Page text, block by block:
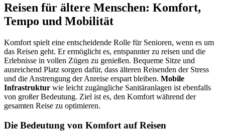
Reisen für ältere Menschen: Komfort,
Tempo und Mobilität
Komfort spielt eine entscheidende Rolle für Senioren, wenn es um
das Reisen geht. Er ermöglicht es, entspannter zu reisen und die
Erlebnisse in vollen Zügen zu genießen. Bequeme Sitze und
ausreichend Platz sorgen dafür, dass älteren Reisenden der Stress
und die Anstrengung der Anreise erspart bleiben. Mobile
Infrastruktur wie leicht zugängliche Sanitäranlagen ist ebenfalls
von großer Bedeutung. Ziel ist es, den Komfort während der
gesamten Reise zu optimieren.
Die Bedeutung von Komfort auf Reisen